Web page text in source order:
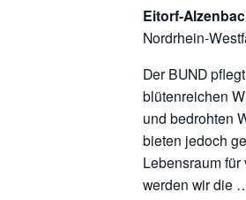
Eitorf-
Nordrhein-
Der BUND
blütenreichen
und bedrohten
bieten jedoch
Lebensraum
werden wir die